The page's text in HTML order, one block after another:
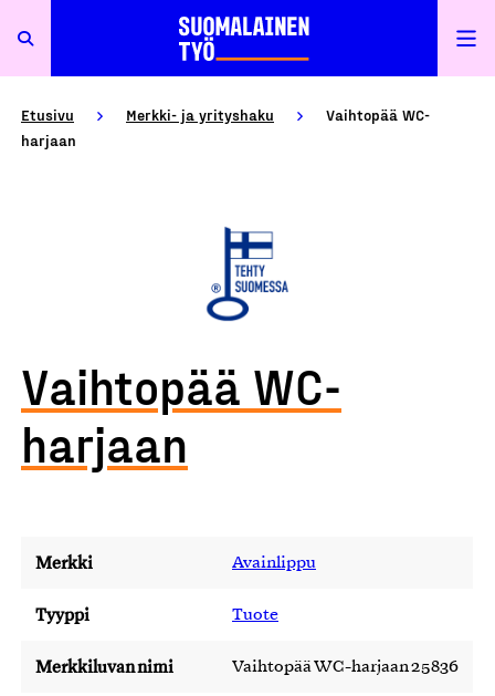
Etusivu Merkki- ja yrityshaku
Vaihtopää WC-
harjaan
Vaihtopää WC-
harjaan
Merkki Avainlippu
Tyyppi Tuote
Merkkiluvan nimi Vaihtopää WC-harjaan 25836